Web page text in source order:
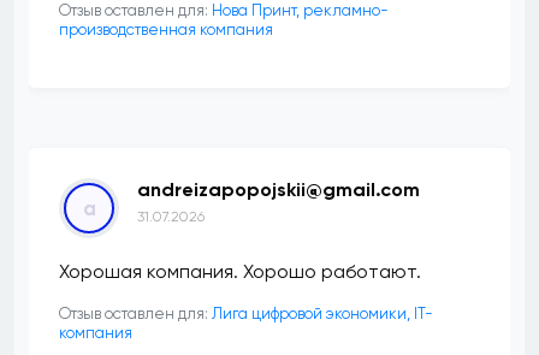
Отзыв оставлен для: Нова Принт, рекламно-
производственная компания
a
andreizapopojskii@gmail.com
31.07.2026
Хорошая компания. Хорошо работают.
Отзыв оставлен для: Лига цифровой экономики, IT-
компания